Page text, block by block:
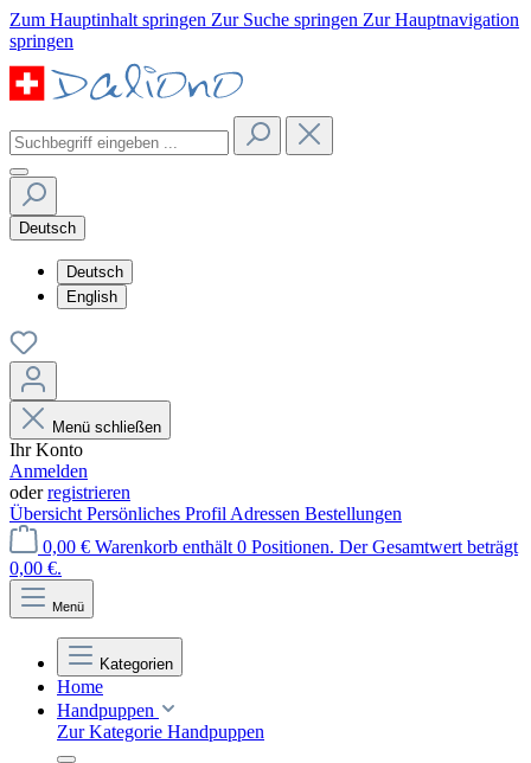
Zum Hauptinhalt springen Zur Suche springen Zur Hauptnavigation
springen
Deutsch
Deutsch
English
Menü schließen
Ihr Konto
Anmelden
oderregistrieren
Übersicht Persönliches Profil Adressen Bestellungen
0,00 € Warenkorb enthält 0 Positionen. Der Gesamtwert beträgt
0,00 €.
Menü
Kategorien
Home
Handpuppen
Zur Kategorie Handpuppen